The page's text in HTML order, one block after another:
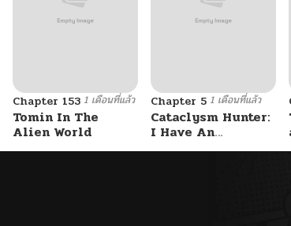
06/13/
06/13/
Chapter 153 1 เดือนที่แล้ว
Tomin In The
Alien World
Chapter 5 1 เดือนที่แล้ว
Cataclysm Hunter:
I Have An
Experience Point